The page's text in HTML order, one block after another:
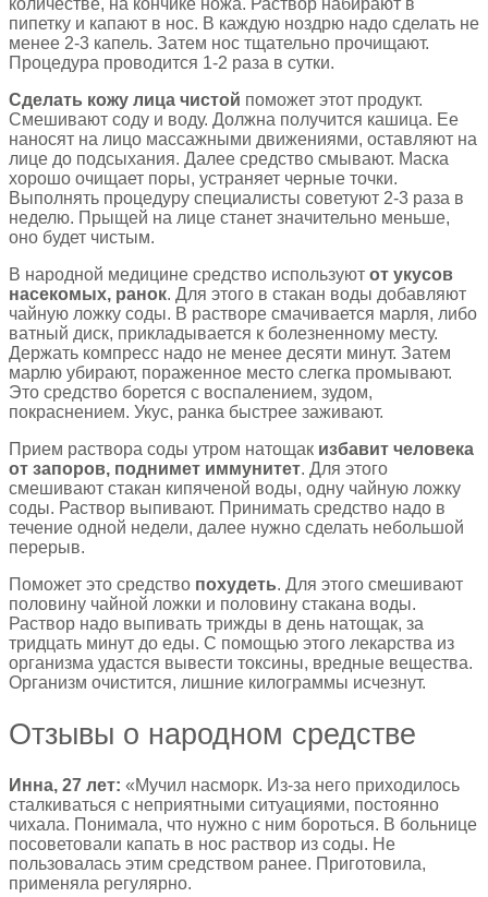
количестве, на кончике ножа. Раствор набирают в
пипетку и капают в нос. В каждую ноздрю надо сделать не
менее 2-3 капель. Затем нос тщательно прочищают.
Процедура проводится 1-2 раза в сутки.
Сделать кожу лица чистой поможет этот продукт.
Смешивают соду и воду. Должна получится кашица. Ее
наносят на лицо массажными движениями, оставляют на
лице до подсыхания. Далее средство смывают. Маска
хорошо очищает поры, устраняет черные точки.
Выполнять процедуру специалисты советуют 2-3 раза в
неделю. Прыщей на лице станет значительно меньше,
оно будет чистым.
В народной медицине средство используют от укусов
насекомых, ранок. Для этого в стакан воды добавляют
чайную ложку соды. В растворе смачивается марля, либо
ватный диск, прикладывается к болезненному месту.
Держать компресс надо не менее десяти минут. Затем
марлю убирают, пораженное место слегка промывают.
Это средство борется с воспалением, зудом,
покраснением. Укус, ранка быстрее заживают.
Прием раствора соды утром натощак избавит человека
от запоров, поднимет иммунитет. Для этого
смешивают стакан кипяченой воды, одну чайную ложку
соды. Раствор выпивают. Принимать средство надо в
течение одной недели, далее нужно сделать небольшой
перерыв.
Поможет это средство похудеть. Для этого смешивают
половину чайной ложки и половину стакана воды.
Раствор надо выпивать трижды в день натощак, за
тридцать минут до еды. С помощью этого лекарства из
организма удастся вывести токсины, вредные вещества.
Организм очистится, лишние килограммы исчезнут.
Отзывы о народном средстве
Инна, 27 лет: «Мучил насморк. Из-за него приходилось
сталкиваться с неприятными ситуациями, постоянно
чихала. Понимала, что нужно с ним бороться. В больнице
посоветовали капать в нос раствор из соды. Не
пользовалась этим средством ранее. Приготовила,
применяла регулярно.